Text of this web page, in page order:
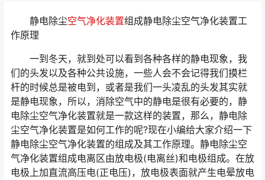
静电除尘空气净化装置组成静电除尘空气净化装置工
作原理
一到冬天，就到处可以看到各种各样的静电现象，我
们的头发以及各种公共设施，一些人会不会记得我们摸栏
杆的时候总是被电到，或者是我们一头凌乱的头发其实就
是静电现象，所以，消除空气中的静电是很有必要的，静
电除尘空气净化装置就是一款这样的装置，那么，静电除
尘空气净化装置是如何工作的呢?现在小编给大家介绍一下
静电除尘空气净化装置的组成及其工作原理。静电除尘空
气净化装置组成电离区由放电极(电离丝)和电极组成。在放
电极上加直流高压电(正电压)，放电极表面就产生电晕放电